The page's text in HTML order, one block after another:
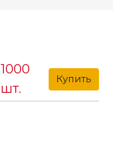
1000
шт.
Купить